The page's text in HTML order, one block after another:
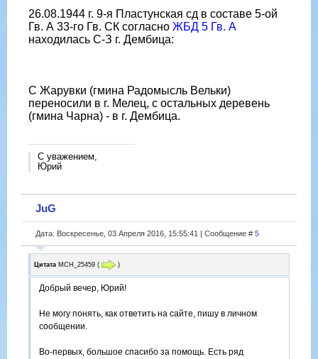
26.08.1944 г. 9-я Пластунская сд в составе 5-ой
Гв. А 33-го Гв. СК согласно ЖБД 5 Гв. А
находилась С-З г. Дембица:
С Жарувки (гмина Радомысль Вельки)
переносили в г. Мелец, с остальных деревень
(гмина Чарна) - в г. Дембица.
С уважением,
Юрий
JuG
Дата: Воскресенье, 03 Апреля 2016, 15:55:41 | Сообщение # 5
Цитата МСН_25459 ( )
Добрый вечер, Юрий!
Не могу понять, как ответить на сайте, пишу в личном
сообщении.
Во-первых, большое спасибо за помощь. Есть ряд